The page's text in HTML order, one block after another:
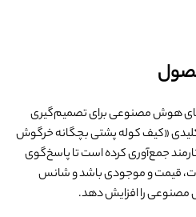
هوش مصنوعی برای تصمیم‌گیری
«کیف کوله پشتی بچگانه خرگوش
جمع‌آوری کرده است تا پاسخ‌گوی
قیمت و موجودی باشد و شانس
را افزایش دهد.